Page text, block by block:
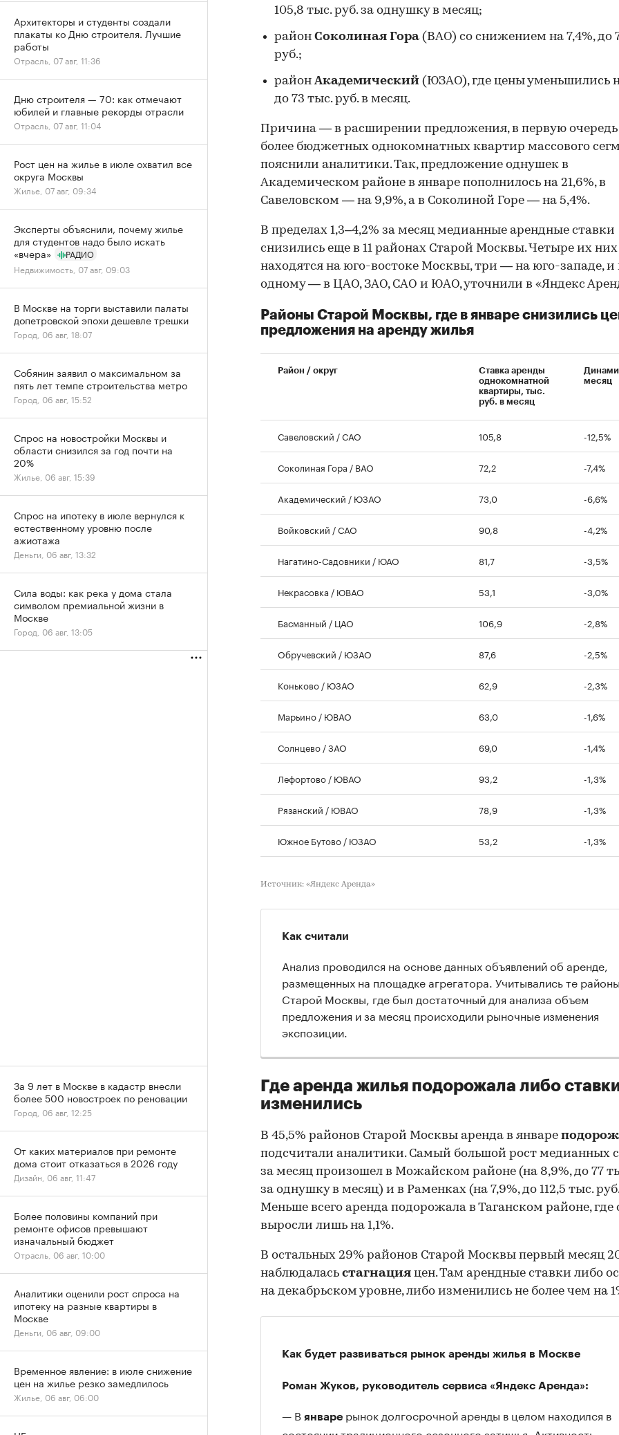
00:00 / 00:00
105,8 тыс. руб. за однушку в месяц;
район Соколиная Гора (ВАО) со снижением на 7,4%, до
руб.;
район Академический (ЮЗАО), где цены уменьшились
до 73 тыс. руб. в месяц.
Причина — в расширении предложения, в первую очередь
более бюджетных однокомнатных квартир массового
пояснили аналитики. Так, предложение однушек в
Академическом районе в январе пополнилось на 21,6%, в
Савеловском — на 9,9%, а в Соколиной Горе — на 5,4%.
В пределах 1,3–4,2% за месяц медианные арендные ставки
снизились еще в 11 районах Старой Москвы. Четыре их них
находятся на юго-востоке Москвы, три — на юго-западе, и
одному — в ЦАО, ЗАО, САО и ЮАО, уточнили в «Яндекс
Районы Старой Москвы, где в январе снизились
предложения на аренду жилья
Район / округ
Ставка аренды
однокомнатной
квартиры, тыс.
руб. в месяц
месяц
Савеловский / САО 105,8 -12,5%
Соколиная Гора / ВАО 72,2 -7,4%
Академический / ЮЗАО 73,0 -6,6%
Войковский / САО 90,8 -4,2%
Нагатино-Садовники / ЮАО 81,7 -3,5%
Некрасовка / ЮВАО 53,1 -3,0%
Басманный / ЦАО 106,9 -2,8%
Обручевский / ЮЗАО 87,6 -2,5%
Коньково / ЮЗАО 62,9 -2,3%
Марьино / ЮВАО 63,0 -1,6%
Солнцево / ЗАО 69,0 -1,4%
Лефортово / ЮВАО 93,2 -1,3%
Рязанский / ЮВАО 78,9 -1,3%
Южное Бутово / ЮЗАО 53,2 -1,3%
Источник: «Яндекс Аренда»
Как считали
Анализ проводился на основе данных объявлений об аренде,
размещенных на площадке агрегатора. Учитывались те районы
Старой Москвы, где был достаточный для анализа объем
предложения и за месяц происходили рыночные изменения
экспозиции.
Где аренда жилья подорожала либо
изменились
В 45,5% районов Старой Москвы аренда в январе
подсчитали аналитики. Самый большой рост медианных
за месяц произошел в Можайском районе (на 8,9%, до 77
за однушку в месяц) и в Раменках (на 7,9%, до 112,5 тыс.
Меньше всего аренда подорожала в Таганском районе, где
выросли лишь на 1,1%.
В остальных 29% районов Старой Москвы первый месяц
наблюдалась стагнация цен. Там арендные ставки либо
на декабрьском уровне, либо изменились не более чем на
Как будет развиваться рынок аренды жилья в Москве
Роман Жуков, руководитель сервиса «Яндекс Аренда»:
— В январе рынок долгосрочной аренды в целом находился в
Архитекторы и студенты создали
плакаты ко Дню строителя. Лучшие
работы
Отрасль, 07 авг, 11:36
Дню строителя — 70: как отмечают
юбилей и главные рекорды отрасли
Отрасль, 07 авг, 11:04
Рост цен на жилье в июле охватил все
округа Москвы
Жилье, 07 авг, 09:34
Эксперты объяснили, почему жилье
для студентов надо было искать
«вчера»
РАДИО
Недвижимость, 07 авг, 09:03
В Москве на торги выставили палаты
допетровской эпохи дешевле трешки
Город, 06 авг, 18:07
Собянин заявил о максимальном за
пять лет темпе строительства метро
Город, 06 авг, 15:52
Спрос на новостройки Москвы и
области снизился за год почти на
20%
Жилье, 06 авг, 15:39
Спрос на ипотеку в июле вернулся к
естественному уровню после
ажиотажа
Деньги, 06 авг, 13:32
Сила воды: как река у дома стала
символом премиальной жизни в
Москве
Город, 06 авг, 13:05
За 9 лет в Москве в кадастр внесли
более 500 новостроек по реновации
Город, 06 авг, 12:25
От каких материалов при ремонте
дома стоит отказаться в 2026 году
Дизайн, 06 авг, 11:47
Более половины компаний при
ремонте офисов превышают
изначальный бюджет
Отрасль, 06 авг, 10:00
Аналитики оценили рост спроса на
ипотеку на разные квартиры в
Москве
Деньги, 06 авг, 09:00
Временное явление: в июле снижение
цен на жилье резко замедлилось
Жилье, 06 авг, 06:00